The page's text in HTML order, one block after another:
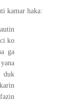
haka:
ko
ga
duk